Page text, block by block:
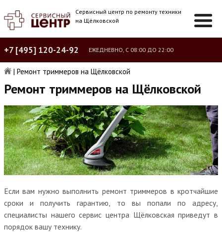
Сервисный центр по ремонту техники
на Щёлковской
+7 [495] 120-24-92 ЕЖЕДНЕВНО, С 08:00 ДО 22:00
| Ремонт триммеров на Щёлковской
Ремонт триммеров на Щёлковской
Если вам нужно выполнить ремонт триммеров в кротчайшие
сроки и получить гарантию, то вы попали по адресу,
специалисты нашего сервис центра Щёлковская приведут в
порядок вашу технику.